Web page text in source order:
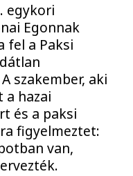
egykori
Egonnak
fel a Paksi
szakember, aki
a hazai
és a paksi
figyelmeztet:
van,